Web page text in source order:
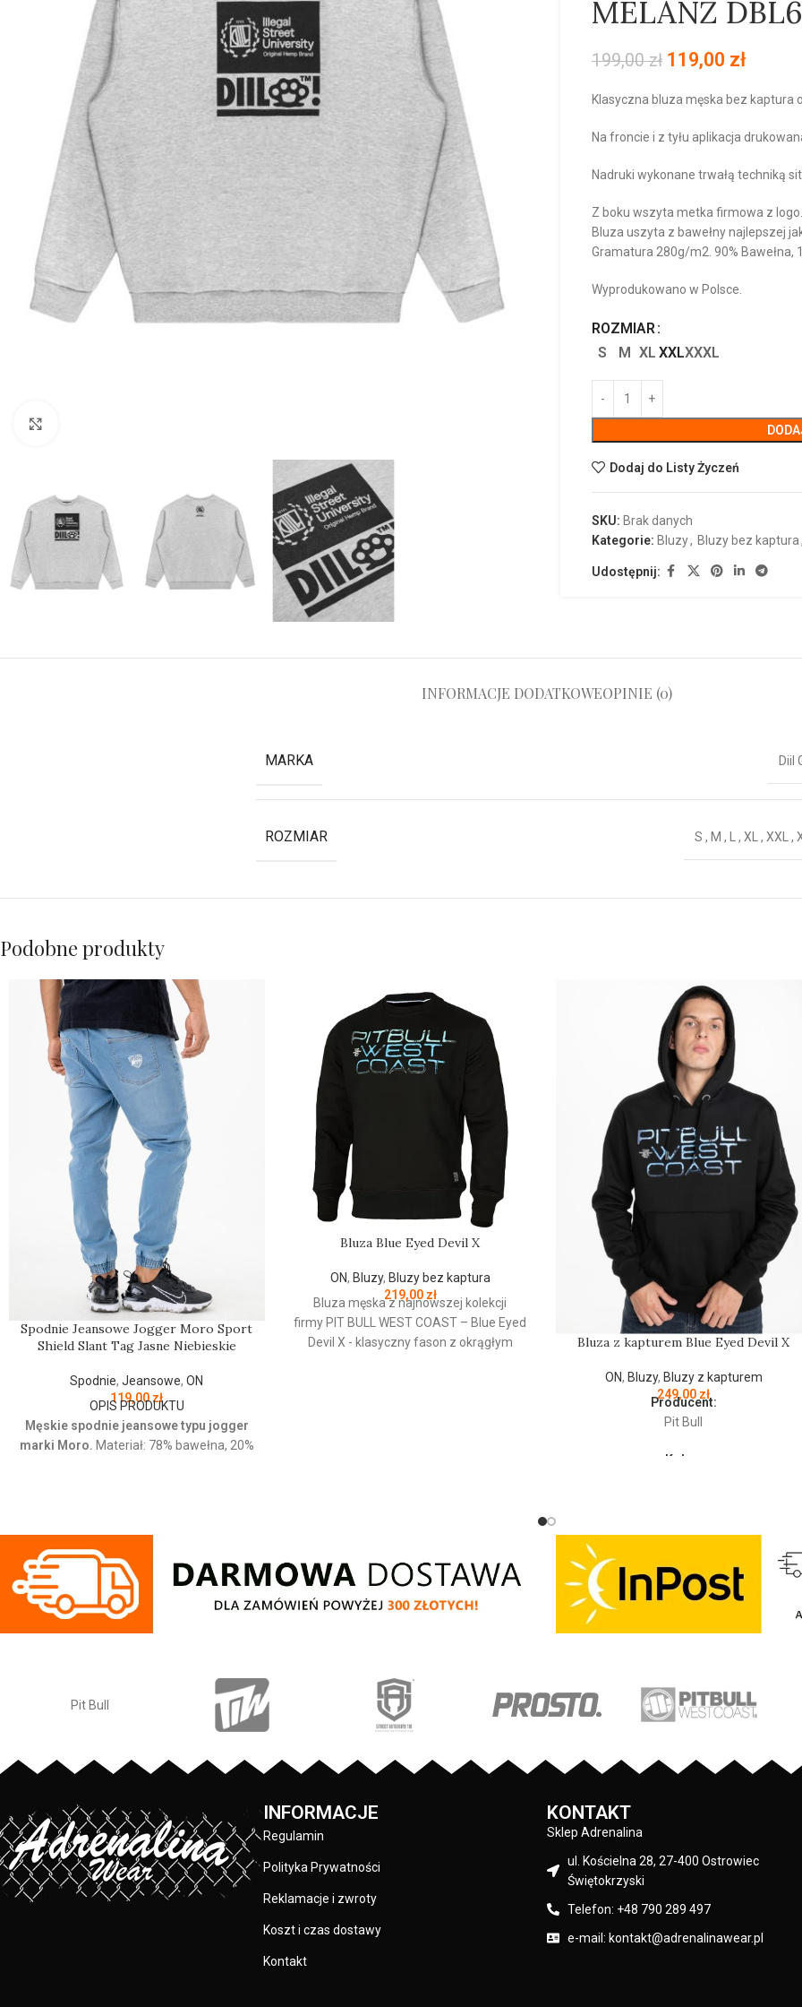
MELANŻ
199,00zł 119,00 zł
Klasyczna bluza męska bez kaptura
Na froncie i z tyłu aplikacja
Nadruki wykonane trwałą techniką
Z boku wszyta metka firmowa z logo.
Bluza uszyta z bawełny najlepszej
Gramatura 280g/m2. 90% Bawełna,
Wyprodukowano w Polsce.
ROZMIAR
S
M XL XXLXXXL
Dodaj do Listy Życzeń
SKU: Brak danych
Kategorie: Bluzy, Bluzy bez kaptura
Udostępnij:
INFORMACJE DODATKOWEOPINIE (0)
MARKA Diil
ROZMIAR S , M , , XL , XXL ,
Podobne produkty
Spodnie Jeansowe Jogger Moro Sport
Shield Slant Tag Jasne Niebieskie
Spodnie,Jeansowe,ON
119,00zł
OPIS PRODUKTU
Męskie spodnie jeansowe typu jogger
marki Moro. Materiał: 78% bawełna, 20%
Regular Fit- regularny krój, nie krępuje
ruchów dzięki odpowiednio dobranym
materiałom.
Elastan- rozciągliwa dzianina, zapewnia
- nogawki w spodniach zostały
zakończone dopasowanym ściągaczem.
- wyprodukowano w
Bluza Blue Eyed Devil X
ON, Bluzy, Bluzy bez kaptura
219,00 zł
Bluza męska z najnowszej kolekcji
firmy PIT BULL WEST COAST – Blue Eyed
Devil X - klasyczny fason z okrągłym
kwadratowa naszywka na lewym rękawie
z logo marki Pit Bull - duży nadruk na
plecach oraz mniejszy na klatce
materiału: 80% bawełna / 20% poliester
PRODUCENT:
KOLOR: Czarny
Bluza z kapturem Blue Eyed Devil X
ON, Bluzy, Bluzy z kapturem
249,00 zł
Producent:
Pit Bull
Kolor:
kolekcji firmy PIT BULL WEST COAST –
Blue Eyed Devil X - klasyczny sportowy
fason - wykonana z wysokogatunkowej
grubej bawełny 400 gr/m2 - tkanina od
wewnętrznej strony jest szczotkowana i
przyjemna w dotyku - mocne żebrowane
sznurka z metalowym wykończeniem -
ściągacze rękawów posiadają otwory na
silikonowa naszywka z logo marki - duża
wysokiej jakości nieścieralne nadruki
wykonane specjalistyczną technologią
sitodruku - skład materiału: 80% bawełna
/ 20% polyester
INFORMACJE
Regulamin
Polityka Prywatności
Reklamacje i zwroty
Koszt i czas dostawy
Kontakt
KONTAKT
Sklep Adrenalina
ul. Kościelna 28, 27-400 Ostrowiec
Świętokrzyski
Telefon: +48 790 289 497
e-mail: kontakt@adrenalinawear.pl